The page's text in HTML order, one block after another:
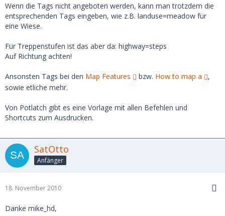
Wenn die Tags nicht angeboten werden, kann man trotzdem die
entsprechenden Tags eingeben, wie z.B. landuse=meadow für
eine Wiese.
Für Treppenstufen ist das aber da: highway=steps
Auf Richtung achten!
Ansonsten Tags bei den Map Features bzw. How to map a
,
sowie etliche mehr.
Von Potlatch gibt es eine Vorlage mit allen Befehlen und
Shortcuts zum Ausdrucken.
SatOtto
Anfänger
18. November 2010
Danke mike_hd,